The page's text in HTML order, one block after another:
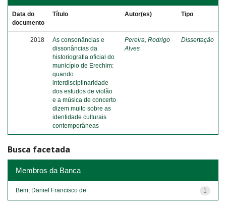
Data do
documento
Título Autor(es) Tipo
2018
As consonâncias e
dissonâncias da
historiografia oficial do
município de Erechim:
quando
interdisciplinaridade
dos estudos de violão
e a música de concerto
dizem muito sobre as
identidade culturais
contemporâneas
Pereira, Rodrigo
Alves
Dissertação
Busca facetada
Membros da Banca
1
Bem, Daniel Francisco de